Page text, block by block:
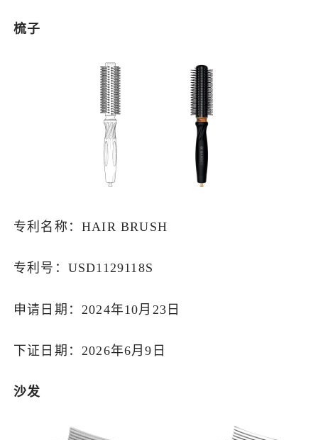
梳子
专利名称：HAIR BRUSH
专利号：USD1129118S
申请日期：2024年10月23日
下证日期：2026年6月9日
沙发